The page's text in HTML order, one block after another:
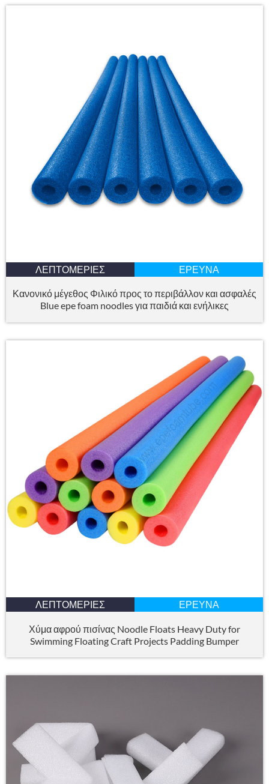
ΛΕΠΤΟΜΈΡΙΕΣ ΈΡΕΥΝΑ
Κανονικό μέγεθος Φιλικό προς το περιβάλλον και ασφαλές
Blue epe foam noodles για παιδιά και ενήλικες
ΛΕΠΤΟΜΈΡΙΕΣ ΈΡΕΥΝΑ
Χύμα αφρού πισίνας Noodle Floats Heavy Duty for
Swimming Floating Craft Projects Padding Bumper